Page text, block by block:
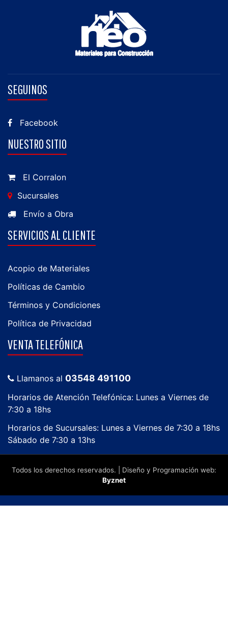
SEGUINOS
Facebook
NUESTRO SITIO
El Corralon
Sucursales
Envío a Obra
SERVICIOS AL CLIENTE
Acopio de Materiales
Políticas de Cambio
Términos y Condiciones
Política de Privacidad
VENTA TELEFÓNICA
Llamanos al 03548 491100
Horarios de Atención Telefónica: Lunes a Viernes de
7:30 a 18hs
Horarios de Sucursales: Lunes a Viernes de 7:30 a 18hs
Sábado de 7:30 a 13hs
Todos los derechos reservados. | Diseño y Programación web:
Byznet